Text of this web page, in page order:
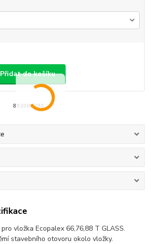
Přidat do košíku
892008280
vložka Ecopalex 66,76,88 T GLASS.
stavebního otovoru okolo vložky.